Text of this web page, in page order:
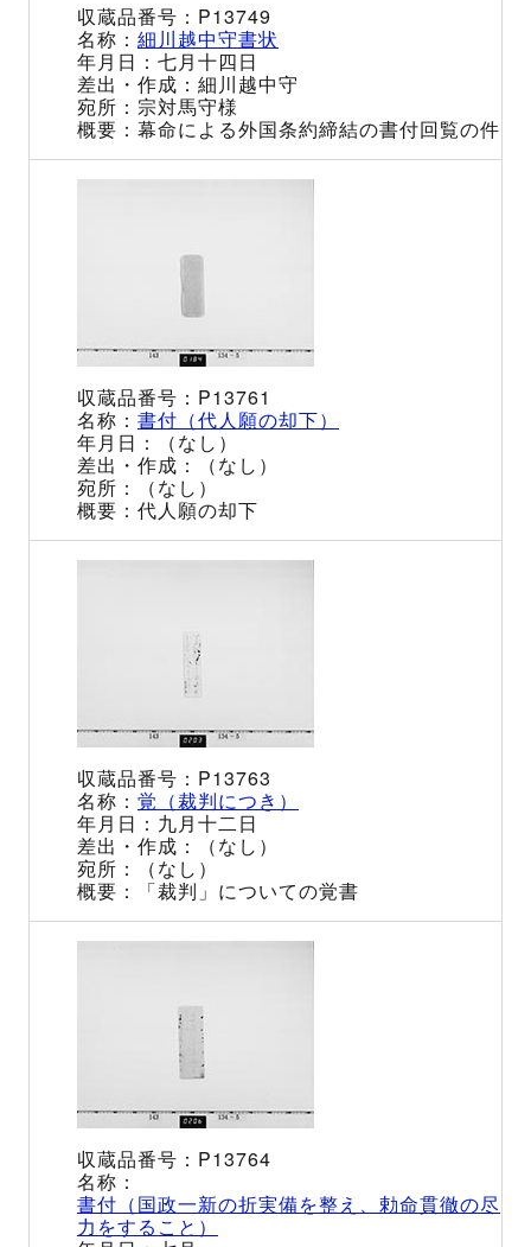
P13749
細川越中守書状
七月十四日
細川越中守
宗対馬守様
幕命による外国条約締結の書付回覧の件
P13761
書付（代人願の却下）
（なし）
（なし）
（なし）
代人願の却下
P13763
覚（裁判につき）
九月十二日
（なし）
（なし）
「裁判」についての覚書
P13764
書付（国政一新の折実備を整え、勅命貫徹の尽
力をすること）